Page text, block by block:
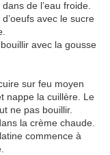
de l’eau froide.
avec le sucre
avec la gousse
sur feu moyen
nappe la cuillère. Le
ne pas bouillir.
la crème chaude.
commence à